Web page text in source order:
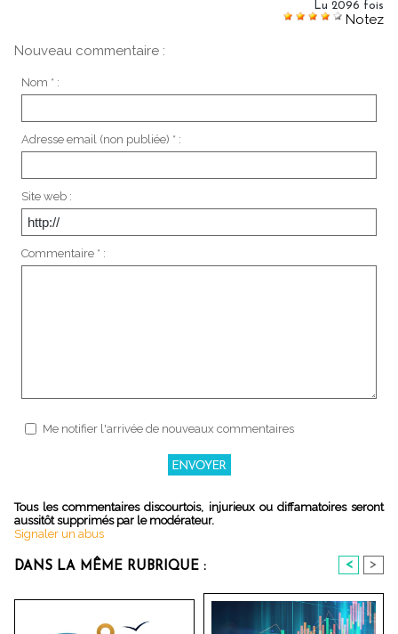
Lu 2096 fois
Notez
Nouveau commentaire :
Nom * :
Adresse email (non publiée) * :
Site web :
Commentaire * :
Me notifier l'arrivée de nouveaux commentaires
Tous les commentaires discourtois, injurieux ou diffamatoires seront
aussitôt supprimés par le modérateur.
Signaler un abus
DANS LA MÊME RUBRIQUE : < >